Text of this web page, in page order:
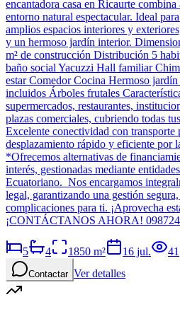
encantadora casa en Ricaurte
entorno natural espectacular. Ideal
amplios espacios interiores y
y un hermoso jardín interior.
m² de construcción Distribución 5
baño social Yacuzzi Hall familiar
estar Comedor Cocina Hermoso
incluidos Árboles frutales
supermercados, restaurantes,
plazas comerciales, cubriendo todas
Excelente conectividad con
desplazamiento rápido y eficiente
*Ofrecemos alternativas de
interés, gestionadas mediante
Ecuatoriano. Nos encargamos
legal, garantizando una gestión
complicaciones para ti. ¡Aprovecha
¡CONTÁCTANOS AHORA!
5 4 1850 m² 16 jul. 41
Contactar Ver detalles